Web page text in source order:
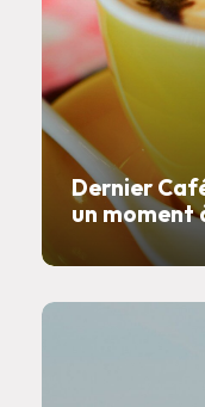
Dernier
un moment